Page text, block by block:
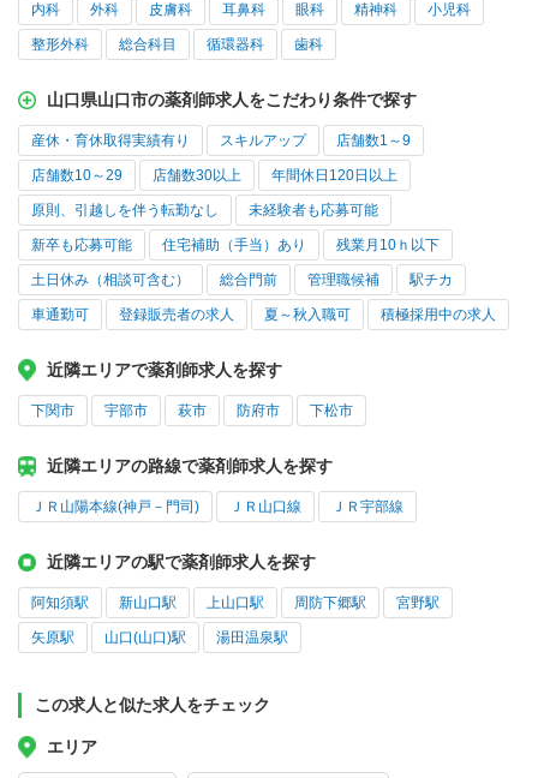
内科 外科 皮膚科 耳鼻科 眼科 精神科 小児科
整形外科 総合科目 循環器科 歯科
山口県山口市の薬剤師求人をこだわり条件で探す
産休・育休取得実績有り スキルアップ 店舗数1～9
店舗数10～29 店舗数30以上 年間休日120日以上
原則、引越しを伴う転勤なし 未経験者も応募可能
新卒も応募可能 住宅補助（手当）あり 残業月10ｈ以下
土日休み（相談可含む） 総合門前 管理職候補 駅チカ
車通勤可 登録販売者の求人 夏～秋入職可 積極採用中の求人
近隣エリアで薬剤師求人を探す
下関市 宇部市 萩市 防府市 下松市
近隣エリアの路線で薬剤師求人を探す
ＪＲ山陽本線(神戸－門司) ＪＲ山口線 ＪＲ宇部線
近隣エリアの駅で薬剤師求人を探す
阿知須駅 新山口駅 上山口駅 周防下郷駅 宮野駅
矢原駅 山口(山口)駅 湯田温泉駅
この求人と似た求人をチェック
エリア